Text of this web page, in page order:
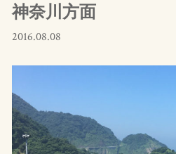
神奈川方面
2016.08.08